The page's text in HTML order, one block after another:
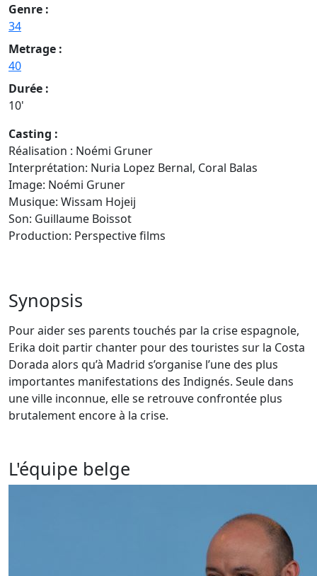
Genre :
34
Metrage :
40
Durée :
10'
Casting :
Réalisation : Noémi Gruner
Interprétation: Nuria Lopez Bernal, Coral Balas
Image: Noémi Gruner
Musique: Wissam Hojeij
Son: Guillaume Boissot
Production: Perspective films
Synopsis
Pour aider ses parents touchés par la crise espagnole,
Erika doit partir chanter pour des touristes sur la Costa
Dorada alors qu’à Madrid s’organise l’une des plus
importantes manifestations des Indignés. Seule dans
une ville inconnue, elle se retrouve confrontée plus
brutalement encore à la crise.
L'équipe belge